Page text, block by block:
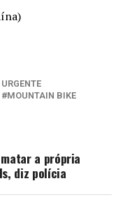
MOUNTAIN BIKE
a própria
diz polícia